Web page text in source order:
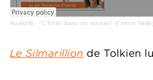
Audiolib · "L'Infini dans un roseau" d'Irene
Le Silmarillion de Tolkien